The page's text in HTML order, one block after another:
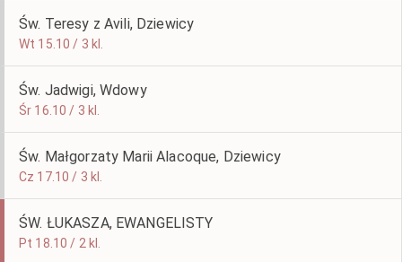
Św. Teresy z Avili, Dziewicy
Wt 15.10 / 3 kl.
Św. Jadwigi, Wdowy
Śr 16.10 / 3 kl.
Św. Małgorzaty Marii Alacoque, Dziewicy
Cz 17.10 / 3 kl.
ŚW. ŁUKASZA, EWANGELISTY
Pt 18.10 / 2 kl.